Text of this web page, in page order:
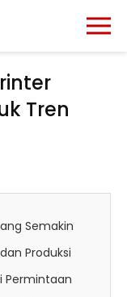
Printer
2026?
Tren
Semakin
Produksi
Permintaan